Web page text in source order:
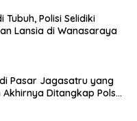
Polisi Selidiki
Lansia di Wanasaraya
Pasar Jagasatru yang
Ditangkap Polsek